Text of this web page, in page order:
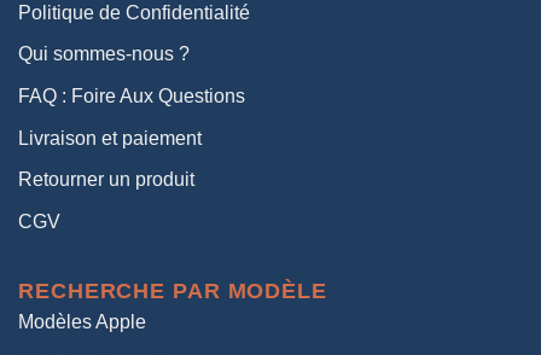
Politique de Confidentialité
Qui sommes-nous ?
FAQ : Foire Aux Questions
Livraison et paiement
Retourner un produit
CGV
RECHERCHE PAR MODÈLE
Modèles Apple